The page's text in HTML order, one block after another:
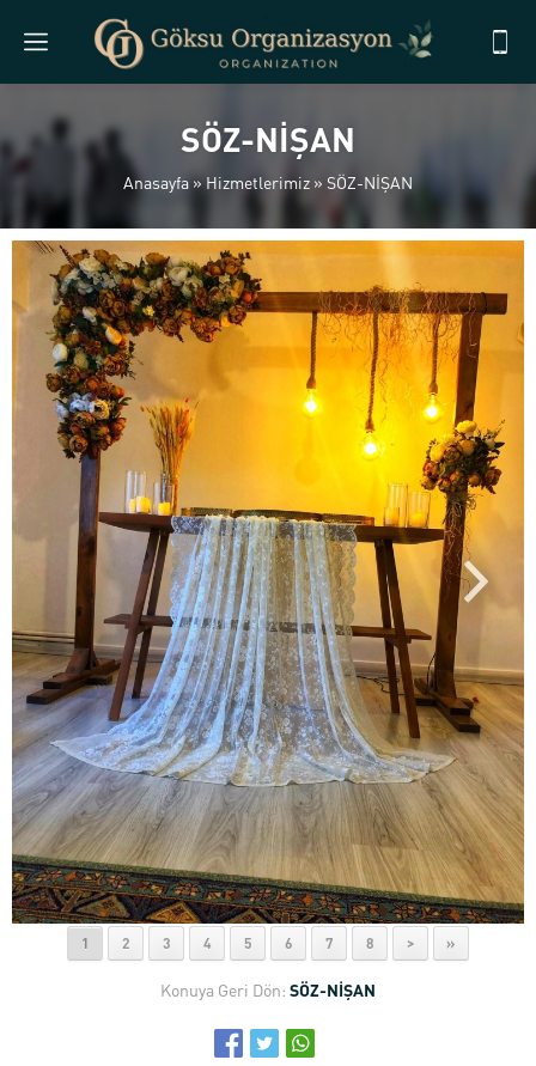
SÖZ-NİŞAN
Anasayfa »Hizmetlerimiz » SÖZ-NİŞAN
1 2 3 4 5 6 7 8 > »
Konuya Geri Dön: SÖZ-NİŞAN